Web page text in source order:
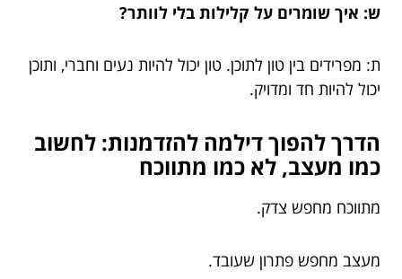
ש: איך שומרים על קלילות בלי לוותר?
ת: מפרידים בין טון לתוכן. טון יכול להיות נעים וחברי, ותוכן
יכול להיות חד ומדויק.
הדרך להפוך דילמה להזדמנות: לחשוב
כמו מעצב, לא כמו מתווכח
מתווכח מחפש צדק.
מעצב מחפש פתרון שעובד.